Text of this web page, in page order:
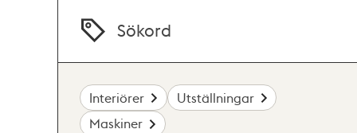
Sökord
Interiörer
Utställningar
Maskiner